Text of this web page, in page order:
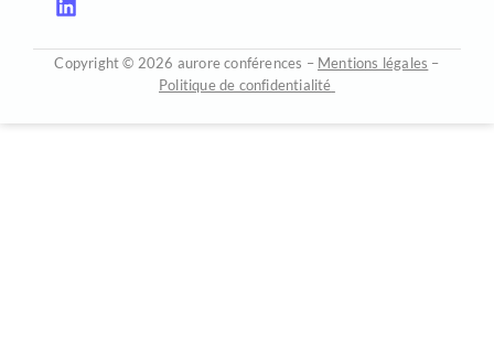
Copyright © 2026 aurore conférences – Mentions légales –
Politique de confidentialité